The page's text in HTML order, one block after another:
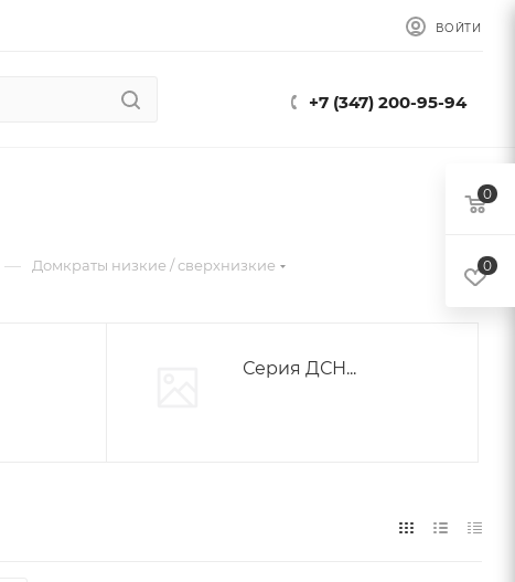
ВОЙТИ
+7 (347) 200-95-94
— Домкраты низкие / сверхнизкие
Серия ДСН...
0
0